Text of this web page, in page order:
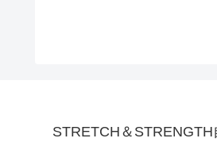
STRETCH＆STRENGTH